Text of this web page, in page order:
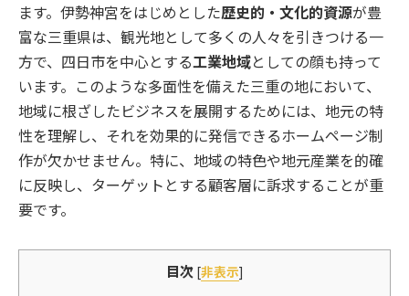
ます。伊勢神宮をはじめとした歴史的・文化的資源が豊
富な三重県は、観光地として多くの人々を引きつける一
方で、四日市を中心とする工業地域としての顔も持って
います。このような多面性を備えた三重の地において、
地域に根ざしたビジネスを展開するためには、地元の特
性を理解し、それを効果的に発信できるホームページ制
作が欠かせません。特に、地域の特色や地元産業を的確
に反映し、ターゲットとする顧客層に訴求することが重
要です。
目次 [非表示]